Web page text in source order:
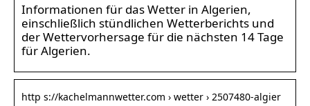
Informationen für das Wetter in Algerien,
einschließlich stündlichen Wetterberichts und
der Wettervorhersage für die nächsten 14 Tage
für Algerien.
http s://kachelmannwetter.com › wetter › 2507480-algier